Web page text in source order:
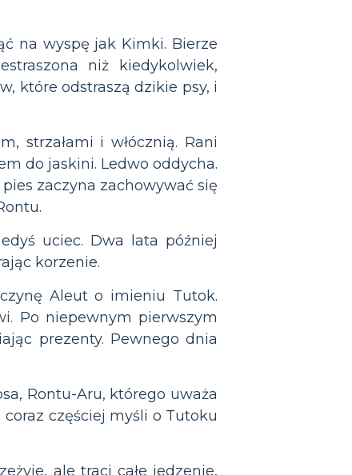
na wyspę jak Kimki. Bierze
niż kiedykolwiek,
które odstraszą dzikie psy, i
strzałami i włócznią. Rani
do jaskini. Ledwo oddycha.
zaczyna zachowywać się
uciec. Dwa lata później
korzenie.
Aleut o imieniu Tutok.
Po niepewnym pierwszym
prezenty. Pewnego dnia
Rontu-Aru, którego uważa
częściej myśli o Tutoku
ale traci całe jedzenie,